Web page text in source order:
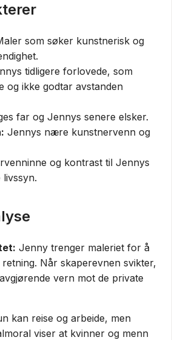
som søker kunstnerisk og
tidligere forlovede, som
og ikke godtar avstanden
far og Jennys senere elsker.
Jennys nære kunstnervenn og
og kontrast til Jennys
livssyn.
Jenny trenger maleriet for å
Når skaperevnen svikter,
vern mot de private
kan reise og arbeide, men
viser at kvinner og menn